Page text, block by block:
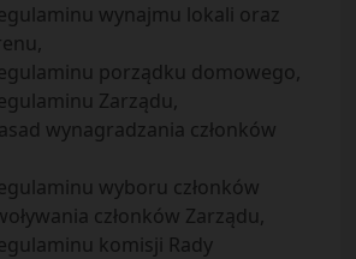
wynajmu lokali oraz
porządku domowego,
Zarządu,
wynagradzania członków
wyboru członków
członków Zarządu,
komisji Rady